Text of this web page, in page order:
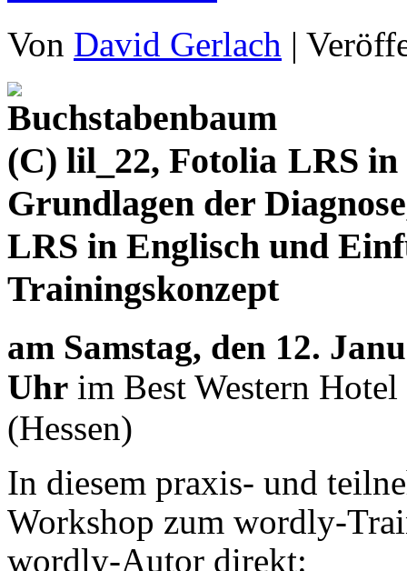
Von David Gerlach |
LRS in
Grundlagen der
LRS in Englisch und
Trainingskonzept
am Samstag, den 12.
Uhr im Best Western
(Hessen)
In diesem praxis- und
Workshop zum wordly-
wordly-Autor direkt: